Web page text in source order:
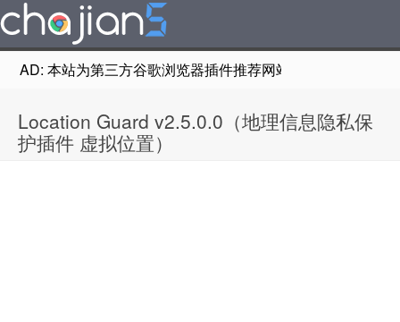
AD: 本站为第三方谷歌浏览器插件推荐网站，非Google
Location Guard v2.5.0.0（地理信息隐私保
护插件 虚拟位置）